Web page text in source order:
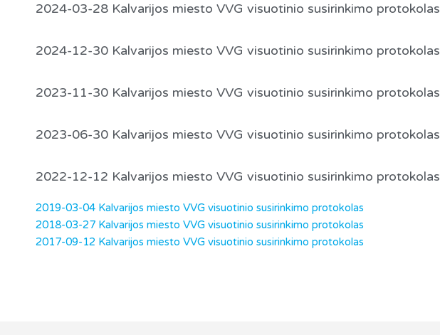
2024-03-28 Kalvarijos miesto VVG visuotinio susirinkimo protokolas
2024-12-30 Kalvarijos miesto VVG visuotinio susirinkimo protokolas
2023-11-30 Kalvarijos miesto VVG visuotinio susirinkimo protokolas
2023-06-30 Kalvarijos miesto VVG visuotinio susirinkimo protokolas
2022-12-12 Kalvarijos miesto VVG visuotinio susirinkimo protokolas
2019-03-04 Kalvarijos miesto VVG visuotinio susirinkimo protokolas
2018-03-27 Kalvarijos miesto VVG visuotinio susirinkimo protokolas
2017-09-12 Kalvarijos miesto VVG visuotinio susirinkimo protokolas